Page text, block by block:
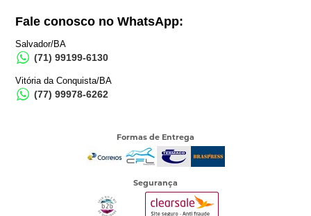
Fale conosco no WhatsApp:
Salvador/BA
(71) 99199-6130
Vitória da Conquista/BA
(77) 99978-6262
Formas de Entrega
Segurança